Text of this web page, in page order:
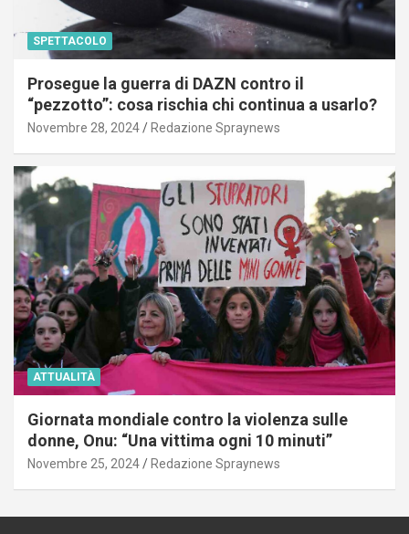
SPETTACOLO
Prosegue la guerra di DAZN contro il
“pezzotto”: cosa rischia chi continua a usarlo?
Novembre 28, 2024 Redazione Spraynews
ATTUALITÀ
Giornata mondiale contro la violenza sulle
donne, Onu: “Una vittima ogni 10 minuti”
Novembre 25, 2024 Redazione Spraynews